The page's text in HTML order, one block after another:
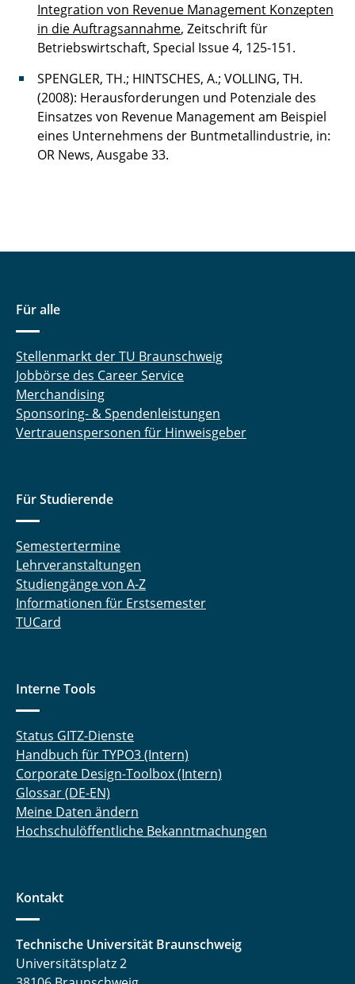
Integration von Revenue Management Konzepten
in die Auftragsannahme, Zeitschrift für
Betriebswirtschaft, Special Issue 4, 125-151.
SPENGLER, TH.; HINTSCHES, A.; VOLLING, TH.
(2008): Herausforderungen und Potenziale des
Einsatzes von Revenue Management am Beispiel
eines Unternehmens der Buntmetallindustrie, in:
OR News, Ausgabe 33.
Für alle
Stellenmarkt der TU Braunschweig
Jobbörse des Career Service
Merchandising
Sponsoring- & Spendenleistungen
Vertrauenspersonen für Hinweisgeber
Für Studierende
Semestertermine
Lehrveranstaltungen
Studiengänge von A-Z
Informationen für Erstsemester
TUCard
Interne Tools
Status GITZ-Dienste
Handbuch für TYPO3 (Intern)
Corporate Design-Toolbox (Intern)
Glossar (DE-EN)
Meine Daten ändern
Hochschulöffentliche Bekanntmachungen
Kontakt
Technische Universität Braunschweig
Universitätsplatz 2